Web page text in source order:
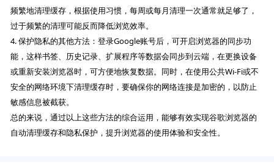
频繁地清理缓存，根据使用习惯，每周或每月清理一次通常就足够了，
过于频繁的清理可能反而降低浏览效率。
4. 保护隐私的其他方法：登录Google账号后，可开启浏览器的同步功
能，这样书签、历史记录、扩展程序等数据会同步到云端，在更换设备
或重新安装浏览器时，可方便地恢复数据。同时，在使用公共Wi-Fi或不
安全的网络环境下清理缓存时，要确保你的网络连接是加密的，以防止
敏感信息被截获。
总的来说，通过以上这些方法的综合运用，能够有效实现谷歌浏览器的
自动清理缓存和隐私保护，提升浏览器的使用体验和安全性。